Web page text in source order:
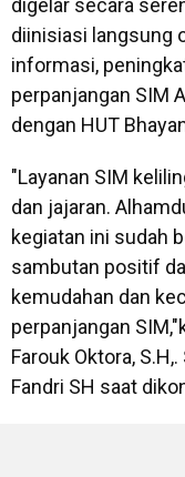
digelar secara
diinisiasi langsung
informasi,
perpanjangan SIM
dengan HUT
"Layanan SIM
dan jajaran.
kegiatan ini sudah
sambutan positif
kemudahan dan
perpanjangan
Farouk Oktora,
Fandri SH saat